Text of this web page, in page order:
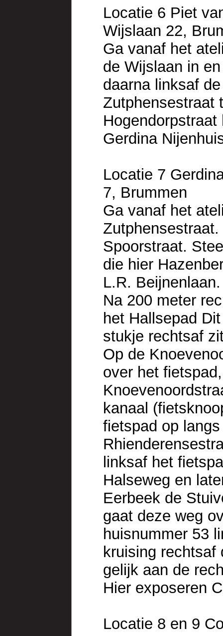
Locatie 6 Piet
Wijslaan 22,
Ga vanaf het
de Wijslaan in
daarna linksaf
Zutphensestraat
Gerdina
Locatie 7
7, Brummen
Ga vanaf het
Spoorstraat.
die hier
L.R. Beijnenlaan.
Na 200 meter
het Hallsepad
stukje rechtsaf
Op de
over het
kanaal
fietspad op
linksaf het
Halseweg en
Eerbeek de
gaat deze weg
huisnummer 53
kruising rechtsaf
gelijk aan de
Hier exposeren
Locatie 8 en 9